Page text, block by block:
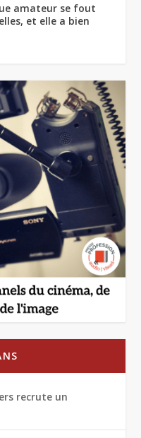
amateur se fout
et elle a bien
recrute un